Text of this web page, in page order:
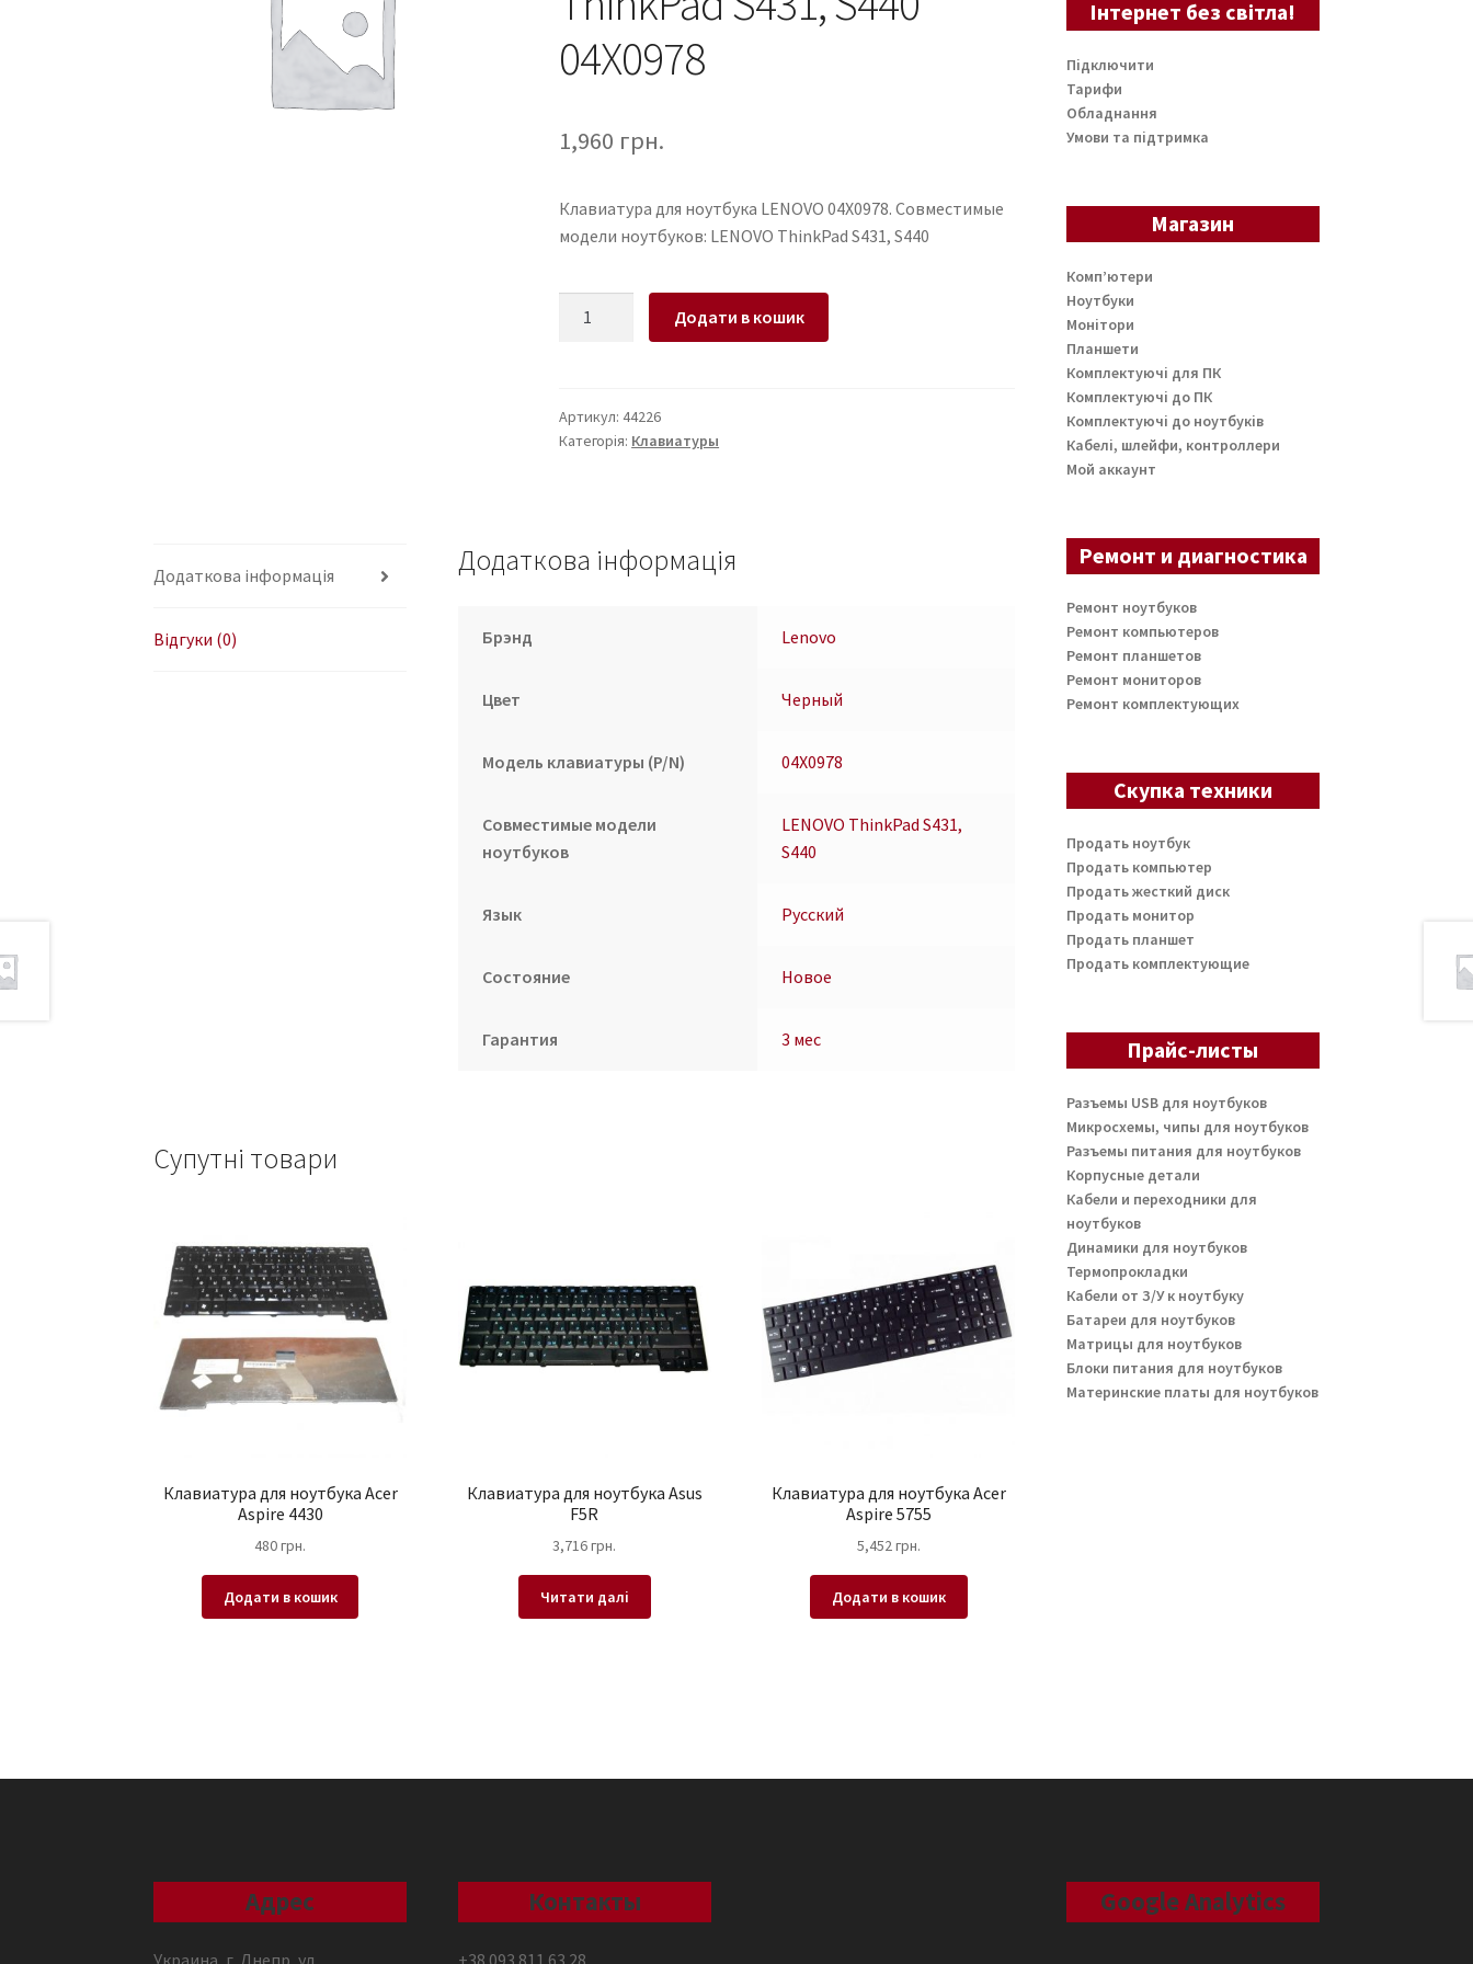
04X0978
1,960 грн.
Клавиатура для ноутбука LENOVO 04X0978. Совместимые
модели ноутбуков: LENOVO ThinkPad S431, S440
ThinkPad
S431,
Додати в кошик
Артикул:44226
Категорія: Клавиатуры
Додаткова інформація
Відгуки (0)
Додаткова інформація
Брэнд Lenovo
Цвет Черный
Модель клавиатуры (P/N) 04X0978
Совместимые модели
ноутбуков
LENOVO ThinkPad S431,
S440
Язык Русский
Состояние Новое
Гарантия 3 мес
Супутні товари
Клавиатура для ноутбука Acer
Aspire 4430
480грн.
Додати в кошик
Клавиатура для ноутбука Asus
F5R
3,716грн.
Читати далі
Клавиатура для ноутбука Acer
Aspire 5755
5,452грн.
Додати в кошик
Інтернет без світла!
Підключити
Тарифи
Обладнання
Умови та підтримка
Магазин
Комп’ютери
Ноутбуки
Монітори
Планшети
Комплектуючі для ПК
Комплектуючі до ПК
Комплектуючі до ноутбуків
Кабелі, шлейфи, контроллери
Мой аккаунт
Ремонт и диагностика
Ремонт ноутбуков
Ремонт компьютеров
Ремонт планшетов
Ремонт мониторов
Ремонт комплектующих
Скупка техники
Продать ноутбук
Продать компьютер
Продать жесткий диск
Продать монитор
Продать планшет
Продать комплектующие
Прайс-листы
Разъемы USB для ноутбуков
Микросхемы, чипы для ноутбуков
Разъемы питания для ноутбуков
Корпусные детали
Кабели и переходники для
ноутбуков
Динамики для ноутбуков
Термопрокладки
Кабели от З/У к ноутбуку
Батареи для ноутбуков
Матрицы для ноутбуков
Блоки питания для ноутбуков
Материнские платы для ноутбуков
Адрес Контакты Google Analytics